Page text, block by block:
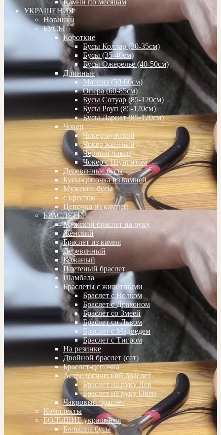
Камни по месяцам
УКРАШЕНИЯ
Новинки
БУСЫ
Короткие
Бусы Коллар (30-35см)
Бусы (35-40см)
Бусы Ожерелье (40-50см)
Длинные
Матинэ (50-60см)
Опера (60-85см)
Бусы Сотуар (85-120см)
Бусы Роуп (85-120см)
Бусы Лариат (85-120см)
Чокер
Чокер мужской
Чокер женский
Черный чокер
Чокер с Шунгитом
Деревянные бусы
Бусы-цепочка из камней
Мужские бусы
с крестом
Цепочка из камней
БРАСЛЕТЫ
Мужской браслет на руку
Женский
Браслет из камня
Деревянный
Кожаный
Плетеный браслет
Шамбала
Браслеты с животными
Браслет с Волком
Браслет с Драконом
Браслет со Змеей
Браслет со Львом
Браслет с Медведем
Браслет с Тигром
На резинке
Двойной браслет (сет)
Браслет-цепочка
Астрологический браслет
Браслет на руку Лев
Браслет на руку Овен
Чакровый браслет
Комплекты
БОЛЬШИЕ украшения
Большие бусы